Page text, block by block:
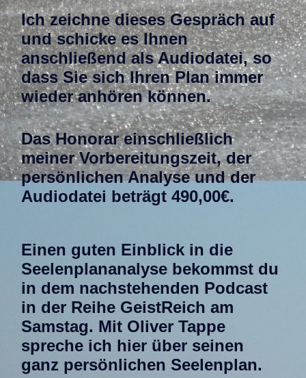
Ich zeichne dieses Gespräch auf
und schicke es Ihnen
anschließend als Audiodatei, so
dass Sie sich Ihren Plan immer
wieder anhören können.
Das Honorar einschließlich
meiner Vorbereitungszeit, der
persönlichen Analyse und der
Audiodatei beträgt 490,00€.
Einen guten Einblick in die
Seelenplananalyse bekommst du
in dem nachstehenden Podcast
in der Reihe GeistReich am
Samstag. Mit Oliver Tappe
spreche ich hier über seinen
ganz persönlichen Seelenplan.